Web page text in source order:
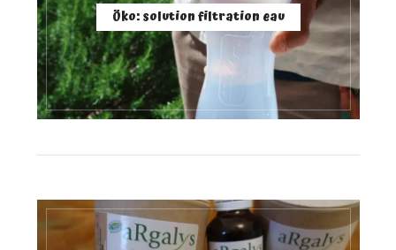
Öko: solution filtration eau